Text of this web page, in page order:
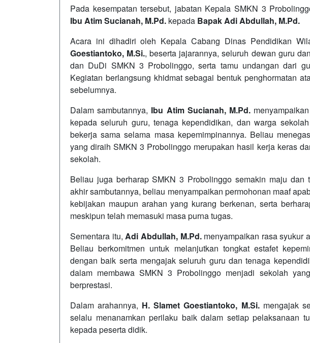
Pada kesempatan tersebut, jabatan Kepala SMKN 3
Ibu Atim Sucianah, M.Pd. kepada Bapak Adi Abdullah, M.Pd.
Acara ini dihadiri oleh Kepala Cabang Dinas Pendidikan
Goestiantoko, M.Si., beserta jajarannya, seluruh dewan guru
dan DuDi SMKN 3 Probolinggo, serta tamu undangan dari
Kegiatan berlangsung khidmat sebagai bentuk penghormatan
sebelumnya.
Dalam sambutannya, Ibu Atim Sucianah, M.Pd.
kepada seluruh guru, tenaga kependidikan, dan warga
bekerja sama selama masa kepemimpinannya. Beliau
yang diraih SMKN 3 Probolinggo merupakan hasil kerja keras
sekolah.
Beliau juga berharap SMKN 3 Probolinggo semakin maju dan
akhir sambutannya, beliau menyampaikan permohonan maaf
kebijakan maupun arahan yang kurang berkenan, serta
meskipun telah memasuki masa purna tugas.
Sementara itu,Adi Abdullah, M.Pd.menyampaikan rasa syukur
Beliau berkomitmen untuk melanjutkan tongkat estafet
dengan baik serta mengajak seluruh guru dan tenaga
dalam membawa SMKN 3 Probolinggo menjadi sekolah
berprestasi.
Dalam arahannya, H. Slamet Goestiantoko, M.Si.mengajak
selalu menanamkan perilaku baik dalam setiap pelaksanaan
kepada peserta didik.